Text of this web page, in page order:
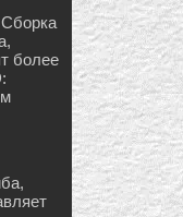
Сборка
более